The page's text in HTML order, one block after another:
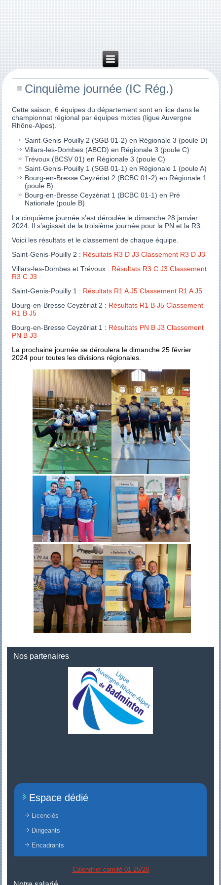
Cinquième journée (IC Rég.)
Cette saison, 6 équipes du département sont en lice dans le
championnat régional par équipes mixtes (ligue Auvergne
Rhône-Alpes).
Saint-Genis-Pouilly 2 (SGB 01-2) en Régionale 3 (poule D)
Villars-les-Dombes (ABCD) en Régionale 3 (poule C)
Trévoux (BCSV 01) en Régionale 3 (poule C)
Saint-Genis-Pouilly 1 (SGB 01-1) en Régionale 1 (poule A)
Bourg-en-Bresse Ceyzériat 2 (BCBC 01-2) en Régionale 1
(poule B)
Bourg-en-Bresse Ceyzériat 1 (BCBC 01-1) en Pré
Nationale (poule B)
La cinquième journée s’est déroulée le dimanche 28 janvier
2024. Il s’agissait de la troisième journée pour la PN et la R3.
Voici les résultats et le classement de chaque équipe.
Saint-Genis-Pouilly 2 : Résultats R3 D J3 Classement R3 D J3
Villars-les-Dombes et Trévoux : Résultats R3 C J3 Classement
R3 C J3
Saint-Genis-Pouilly 1 : Résultats R1 A J5 Classement R1 A J5
Bourg-en-Bresse Ceyzériat 2 : Résultats R1 B J5 Classement
R1 B J5
Bourg-en-Bresse Ceyzériat 1 : Résultats PN B J3 Classement
PN B J3
La prochaine journée se déroulera le dimanche 25 février
2024 pour toutes les divisions régionales.
Nos partenaires
Espace dédié
Licenciés
Dirigeants
Encadrants
Calendrier comité 01 25/26